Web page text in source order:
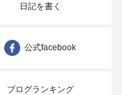
日記を書く
公式facebook
ブログランキング